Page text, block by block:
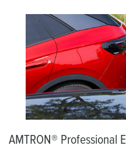
AMTRON® Professional E